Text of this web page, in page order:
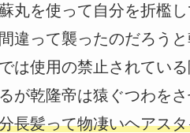
丸を使って自分を折檻
違って襲ったのだろうと
は使用の禁止されてい
が乾隆帝は猿ぐつわを
長髪って物凄いヘアス